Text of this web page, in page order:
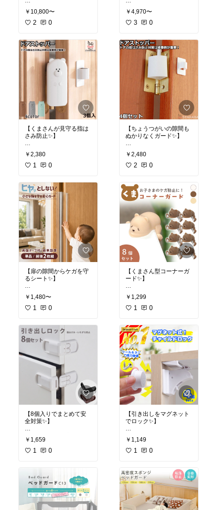
地震のとき、赤ちゃんの
たら…と考えると本当に
開けずに設置できるの
で、賃貸のおうちでも気
軽に地震対策ができま
す。子どもを守る備えと
して、早めに用意してお
きたいアイテムですよ👶
ッズ #ワンオペ育児
工事いらずで置くだけ
の、扉付きベビーサーク
ルです😊 150×150や180
合わせて赤ちゃんの安全
な遊び場をつくれますよ
🙌
✅ 置くだけ設置で工具も
✅ 大人が出入りしやすい
✅ 150×150〜180×200ま
でサイズが選べる
✅ キッズパーテーション
として間仕切りにも便利
✅ おもちゃ収納にも使え
る多機能パネル
家事のあいだ、赤ちゃん
いかないか心配ですよね
して遊ばせておけるの
で、その隙にキッチン仕
事もはかどります。組み
立ても簡単で、模様替え
に合わせて形を変えられ
るのもうれしいポイント
ですよ👶
#ベビーサークル #ベビー
フェンス #育児便利グッ
ズ #ワンオペ育児
#リビ
ング育児
￥10,800〜
2 0
【くまさんが見守る指は
さみ防止✨】
扉のちょうつがいにつけ
る、くま型がかわいい指
はさみ防止ストッパー3
アクセントにもなる、う
れしいデザインですよ😊
✅ 思わず笑顔になる熊型
のおしゃれデザイン
✅ 3個入りで気になる扉
をしっかりカバー
✅ 蝶番側の指詰め・指は
さみを防止
✅ 子ども部屋になじむイ
ンテリア雑貨感覚
✅ 送料無料で気軽に取り
入れられる
安全グッズって生活感が
出がちですが、これなら
に設置できますよね😊 く
よ」と見守ってくれてい
るみたいで、子どもも興
味を持ってくれます。か
わいく安全対策したいパ
パママにおすすめですよ
👶
#指はさみ防止 #ベビーガ
ード #子ども部屋 #おし
ゃれ育児 #ワンオペ育児
￥2,380
1 0
【扉の隙間からケガを守
るシート✨】
扉の開閉でうまれる指は
さみを防ぐ、セーフティ
カバーシートです😊 気に
指をやさしくガードして
くれますよ🙌
✅ 貼るだけ簡単、工具い
らずのシートタイプ
✅ 指はさみ・指詰めのケ
ガをしっかり対策
✅ 赤ちゃんから幼稚園・
保育園児まで幅広く対応
✅ ご家庭はもちろん介護
✅ 目立ちにくくお部屋に
なじむデザイン
つかまり立ちや歩き始め
の時期は、扉が大好きで
ますよね💦 そのたびに
トがあれば少し目を離し
ても安心なので、忙しい
パパママの心の余裕にも
つながりますよ👶
￥1,480〜
1 0
【8個入りでまとめて安
全対策✨】
引き出し・冷蔵庫ロック
が8個入りのお得セット
🧊 あちこちの扉を子ども
まとめて対策できます。
✅ 8個入りで冷蔵庫・引
き出し・食器棚に対応
✅ ワンタッチ操作で大人
￥1,659
1 0
来客時やお掃除のときに
屋を広く使えて助かりま
赤ちゃんも興味津々、遊
び場としても大活躍しま
す。マット対応で床の冷
え対策もできるので、一
年を通して快適に使えま
#ベビーサークル
#育児便利グッズ
#ワンオペ
育児
楽天1位を獲得した、幅1
00cm以上に対応するロー
ル式ベビーゲートです😊
キッチンの広めの出入り
口もしっかりカバーでき
ますよ🙌
✅ 楽天ランキング1位の
ロール式ゲート
✅ 幅100cm〜180cmのワ
イドな開口部に対応
✅ 使わないときは巻き取
✅ 赤ちゃんにもワンちゃ
んにも使えるペット兼用
✅ 階段上・階段下・キッ
チンと設置場所いろいろ
柵タイプだと通るたびに
ロール式なら巻き取って
いですよね😊 赤ちゃんの
安全対策とペットの脱走
防止を一台で兼ねられる
ので、ワンオペのおうち
にもぴったり。省スペー
スで暮らしになじみます
よ👶
#ベビーゲート #ペットゲ
ート
#育児便利グッズ #
階段の安全対策 #ワンオ
ペ育児
￥4,970〜
3 0
【ちょうつがいの隙間も
ぬかりなくガード✨】
扉のちょうつがい側には
める、指はさみ防止スト
ッパーの4個入りセット
いで、指詰めのケガを防
いでくれますよ🙌
✅ たっぷり使える4個入
りでお部屋の扉に対応
✅ 蝶番側の指はさみ・指
詰めをまとめて防止
✅ インテリアになじむシ
ンプルなセーフティ雑貨
✅ 赤ちゃん・子どもから
お年寄りまで安心
✅ 送料無料でお試ししや
すい
指はさみ対策というと開
閉側ばかり気にしがちで
側の隙間も危ないんです
グや子ども部屋の扉をま
とめて守れます。おうち
全体の安全対策を一気に
進めたいご家庭にぴった
りですよ👶
#指はさみ防止 #ベビーガ
ード #子ども部屋 #育児
便利グッズ
#ワンオペ育
児
￥2,480
2 0
【くまさん型コーナーガ
ード✨】
MILASIC公式のくま型コ
ーナーガード8個セット
🐻 テーブルの角に頭や顔
わいいのにしっかり守っ
てくれます。
✅ やわらかシリコンで衝
撃をしっかり吸収
✅ くまさん型でお部屋の
アクセントにも
✅ 8個入りでテーブル2台
分をカバー
✅ 家具・机・棚の四隅に
ペタッと貼るだけ
✅ 保育園・幼稚園シーン
でも使える安心感
つかまり立ちの時期は、
ちょうど目の高さに角が
ますよね😌 クッションが
撃をやわらげてくれて安
心です。かわいい見た目
だから、安全対策なのに
お部屋がほっこりするの
もうれしいポイントです
￥1,299
1 0
【引き出しをマグネット
でロック✨】
楽天ランキング1位のマ
グネット式チャイルドロ
ック4か所分🧲 引き出し
た目すっきりの隠しロッ
クです。
✅ マグネットキーで大人
はワンタッチ開閉
✅ 表に金具が出ず見た目
￥1,149
1 0